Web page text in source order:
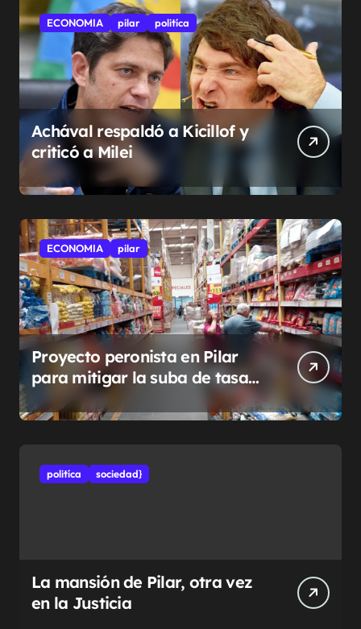
ECONOMIA pilar politíca
Achával respaldó a Kicillof y
criticó a Milei
ECONOMIA pilar
Proyecto peronista en Pilar
para mitigar la suba de tasas
municipales
politíca sociedad}
La mansión de Pilar, otra vez
en la Justicia